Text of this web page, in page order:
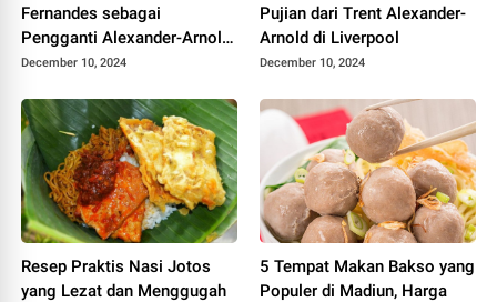
Fernandes sebagai
Pengganti Alexander-Arnold,
Pilihan Arne Slot
December 10, 2024
Pujian dari Trent Alexander-
Arnold di Liverpool
December 10, 2024
Resep Praktis Nasi Jotos
yang Lezat dan Menggugah
5 Tempat Makan Bakso yang
Populer di Madiun, Harga